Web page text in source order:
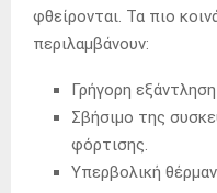
φθείρονται. Τα πιο
περιλαμβάνουν:
Γρήγορη
Σβήσιμο της
φόρτισης.
Υπερβολική